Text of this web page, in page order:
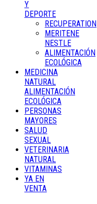
Y
DEPORTE
RECUPERATION
MERITENE
NESTLE
ALIMENTACIÓN
ECOLÓGICA
MEDICINA
NATURAL
ALIMENTACIÓN
ECOLÓGICA
PERSONAS
MAYORES
SALUD
SEXUAL
VETERINARIA
NATURAL
VITAMINAS
YA EN
VENTA